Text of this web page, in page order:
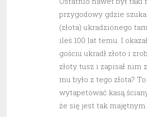
przygodowy gdzie
(złota) ukradzionego
ileś 100 lat temu. I
gościu ukradł złoto i
złoty tusz i zapisał nim
mu było z tego złota?
wytapetować kasą
że się jest tak majętnym.